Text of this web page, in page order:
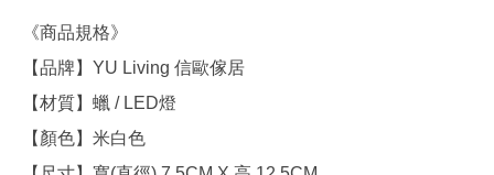
《商品規格》
【品牌】YU Living 信歐傢居
【材質】蠟 / LED燈
【顏色】米白色